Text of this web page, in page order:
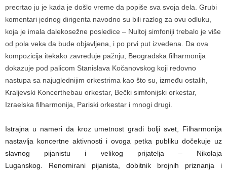
precrtao ju je kada je došlo vreme da popiše sva svoja dela. Grubi
komentari jednog dirigenta navodno su bili razlog za ovu odluku,
koja je imala dalekosežne posledice – Nultoj simfoniji trebalo je više
od pola veka da bude objavljena, i po prvi put izvedena. Da ova
kompozicija itekako zavređuje pažnju, Beogradska filharmonija
dokazuje pod palicom Stanislava Kočanovskog koji redovno
nastupa sa najuglednijim orkestrima kao što su, između ostalih,
Kralјevski Koncerthebau orkestar, Bečki simfonijski orkestar,
Izraelska filharmonija, Pariski orkestar i mnogi drugi.
Istrajna u nameri da kroz umetnost gradi bolji svet, Filharmonija
nastavlja koncertne aktivnosti i ovoga petka publiku dočekuje uz
slavnog pijanistu i velikog prijatelja – Nikolaja
Luganskog. Renomirani pijanista, dobitnik brojnih priznanja i